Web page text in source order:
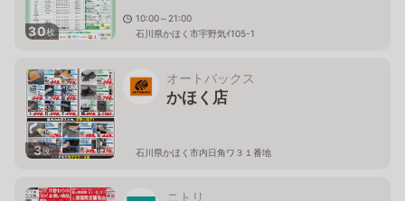
30枚
10:00～21:00
石川県かほく市宇野気ｲ105-1
3枚
オートバックス
かほく店
石川県かほく市内日角ワ３１番地
ニトリ